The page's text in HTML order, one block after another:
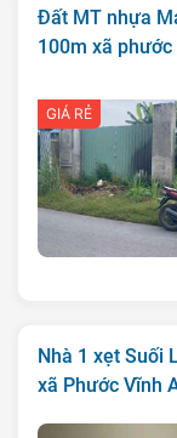
Đất MT nhựa
100m xã phước
GIÁ RẺ
Nhà 1 xẹt Suối
xã Phước Vĩnh